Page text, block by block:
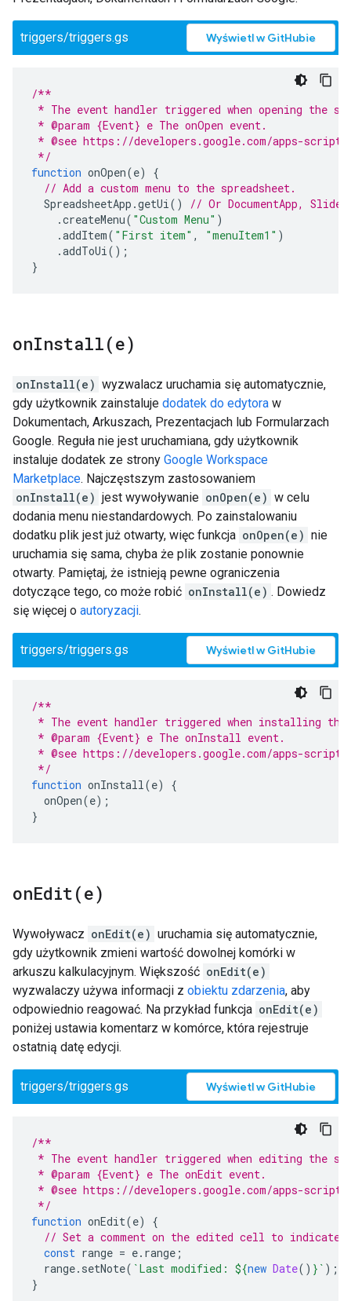
triggers/triggers.gs Wyświetl w GitHubie
/**
* The event handler triggered when opening the
* @param {Event} e The onOpen event.
* @see https://developers.google.com/apps-script/
*/
function onOpen(e)
{
// Add a custom menu to the spreadsheet.
SpreadsheetApp .getUi()
// Or DocumentApp,
.createMenu( "Custom Menu" )
.addItem( "First item" , "menuItem1" )
.addToUi();
}
onInstall(e)
onInstall(e) wyzwalacz uruchamia się automatycznie,
gdy użytkownik zainstaluje dodatek do edytora w
Dokumentach, Arkuszach, Prezentacjach lub Formularzach
Google. Reguła nie jest uruchamiana, gdy użytkownik
instaluje dodatek ze strony Google Workspace
Marketplace. Najczęstszym zastosowaniem
onInstall(e) jest wywoływanie onOpen(e) w celu
dodania menu niestandardowych. Po zainstalowaniu
dodatku plik jest już otwarty, więc funkcja onOpen(e) nie
uruchamia się sama, chyba że plik zostanie ponownie
otwarty. Pamiętaj, że istnieją pewne ograniczenia
dotyczące tego, co może robić onInstall(e) . Dowiedz
się więcej o autoryzacji.
triggers/triggers.gs Wyświetl w GitHubie
/**
* The event handler triggered when installing the
* @param {Event} e The onInstall event.
* @see https://developers.google.com/apps-
*/
function onInstall(e)
{
onOpen(e);
}
onEdit(e)
Wywoływacz onEdit(e) uruchamia się automatycznie,
gdy użytkownik zmieni wartość dowolnej komórki w
arkuszu kalkulacyjnym. Większość onEdit(e)
wyzwalaczy używa informacji z obiektu zdarzenia, aby
odpowiednio reagować. Na przykład funkcja onEdit(e)
poniżej ustawia komentarz w komórce, która rejestruje
ostatnią datę edycji.
triggers/triggers.gs Wyświetl w GitHubie
/**
* The event handler triggered when editing the
* @param {Event} e The onEdit event.
* @see https://developers.google.com/apps-
*/
function onEdit(e)
{
// Set a comment on the edited cell to indicate
const range = e. range ;
range. setNote( `Last modified: ${new Date() } ` );
}